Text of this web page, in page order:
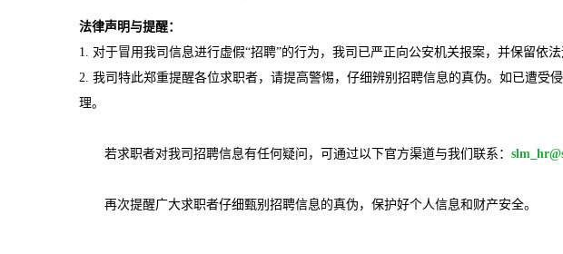
法律声明与提醒：
1. 对于冒用我司信息进行虚假“招聘”的行为，我司已严正向公安机关报案，并保留依
2. 我司特此郑重提醒各位求职者，请提高警惕，仔细辨别招聘信息的真伪。如已遭受
理。
若求职者对我司招聘信息有任何疑问，可通过以下官方渠道与我们联系：
再次提醒广大求职者仔细甄别招聘信息的真伪，保护好个人信息和财产安全。